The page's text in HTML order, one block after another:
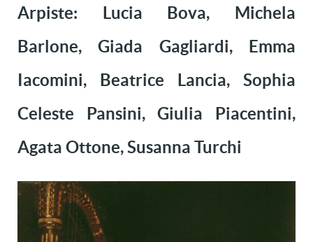
Arpiste: Lucia Bova, Michela
Barlone, Giada Gagliardi, Emma
Iacomini, Beatrice Lancia, Sophia
Celeste Pansini, Giulia Piacentini,
Agata Ottone, Susanna Turchi